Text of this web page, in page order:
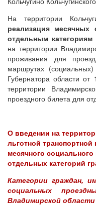
На территории
реализация месячных
отдельным категориям
на территории
проживания для
маршрутах
Губернатора области
территории
проездного билета для
О введении на
льготной
месячного
отдельных категорий
Категории граждан,
социальных
Владимирской области